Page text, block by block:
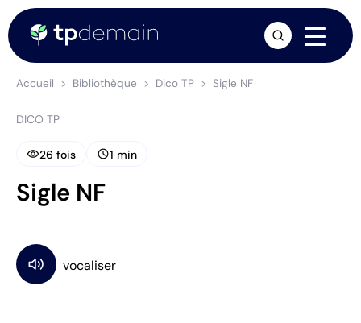
Accueil Bibliothèque Dico TP Sigle NF
DICO TP
visibility26 fois schedule1 min
Sigle NF
arrow_forward